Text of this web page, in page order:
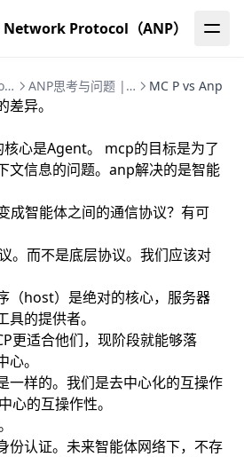
Protocol（ANP）
Agent Network Protocol (ANP) | 智能体网络协议完整指南 ANP思考与问题 | 智能体网络协议深度研究 MC P vs Anp
异。
心是Agent。 mcp的目标是为了
文信息的问题。anp解决的是智能
成智能体之间的通信协议？有可
。而不是底层协议。我们应该对
（host）是绝对的核心，服务器
的提供者。
更适合他们，现阶段就能够落
。
一样的。我们是去中心化的互操作
心的互操作性。
份认证。未来智能体网络下，不存